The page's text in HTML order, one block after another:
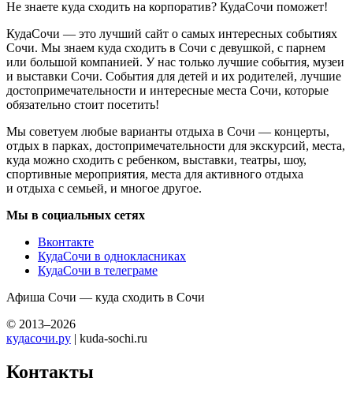
Не знаете куда сходить на корпоратив? КудаСочи поможет!
КудаСочи — это лучший сайт о самых интересных событиях
Сочи. Мы знаем куда сходить в Сочи с девушкой, с парнем
или большой компанией. У нас только лучшие события, музеи
и выставки Сочи. События для детей и их родителей, лучшие
достопримечательности и интересные места Сочи, которые
обязательно стоит посетить!
Мы советуем любые варианты отдыха в Сочи — концерты,
отдых в парках, достопримечательности для экскурсий, места,
куда можно сходить с ребенком, выставки, театры, шоу,
спортивные мероприятия, места для активного отдыха
и отдыха с семьей, и многое другое.
Мы в социальных сетях
Вконтакте
КудаСочи в однокласниках
КудаСочи в телеграме
Афиша Сочи — куда сходить в Сочи
© 2013–2026
кудасочи.ру | kuda-sochi.ru
Контакты